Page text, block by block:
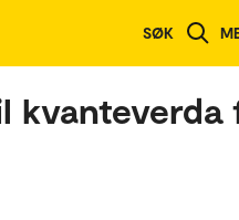
SØK
kvanteverda